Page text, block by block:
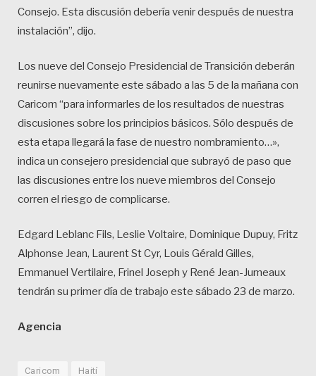
Consejo. Esta discusión debería venir después de nuestra
instalación”, dijo.
Los nueve del Consejo Presidencial de Transición deberán
reunirse nuevamente este sábado a las 5 de la mañana con
Caricom “para informarles de los resultados de nuestras
discusiones sobre los principios básicos. Sólo después de
esta etapa llegará la fase de nuestro nombramiento…»,
indica un consejero presidencial que subrayó de paso que
las discusiones entre los nueve miembros del Consejo
corren el riesgo de complicarse.
Edgard Leblanc Fils, Leslie Voltaire, Dominique Dupuy, Fritz
Alphonse Jean, Laurent St Cyr, Louis Gérald Gilles,
Emmanuel Vertilaire, Frinel Joseph y René Jean-Jumeaux
tendrán su primer día de trabajo este sábado 23 de marzo.
Agencia
Caricom Haití